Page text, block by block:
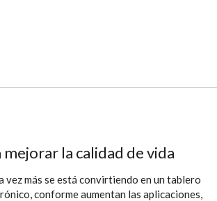
la calidad de vida
vez más se está convirtiendo en un tablero
conforme aumentan las aplicaciones,